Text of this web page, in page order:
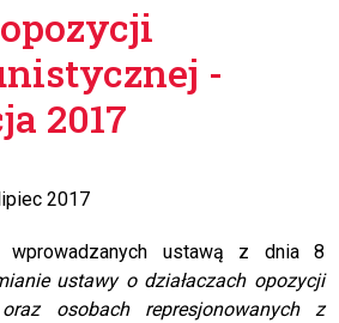
-
2017
2017
wprowadzanych ustawą z dnia 8
ustawy o działaczach opozycji
osobach represjonowanych z